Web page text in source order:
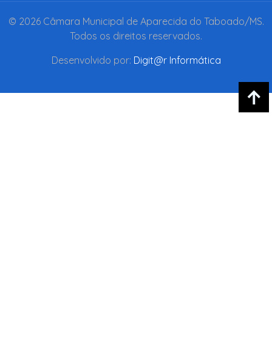
© 2026 Câmara Municipal de Aparecida do Taboado/MS.
Todos os direitos reservados.
Desenvolvido por: Digit@r Informática